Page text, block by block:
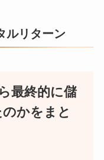
ルリターン
最終的に儲
かをまと